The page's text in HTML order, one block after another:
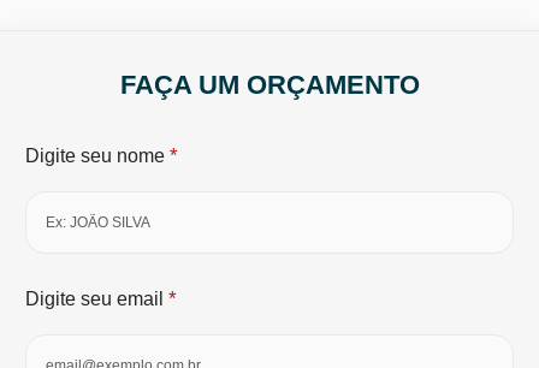
FAÇA UM ORÇAMENTO
Digite seu nome *
Digite seu email *